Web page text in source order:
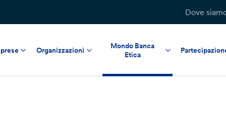
Dove
Organizzazioni
Mondo Banca
Etica